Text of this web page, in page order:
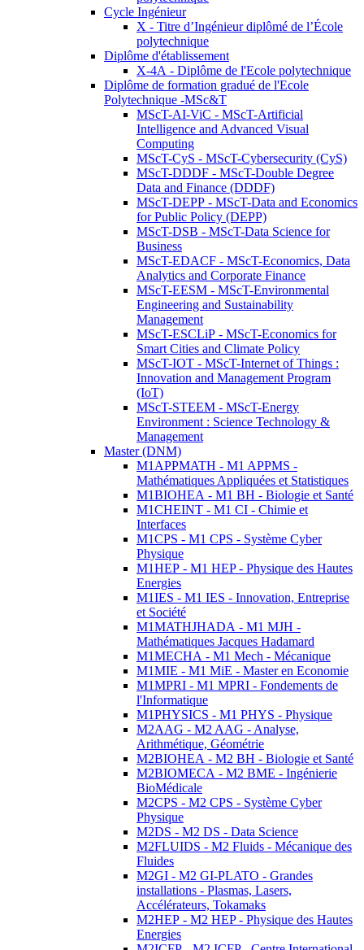
Cycle Ingénieur
X - Titre d’Ingénieur diplômé de l’École
polytechnique
Diplôme d'établissement
X-4A - Diplôme de l'Ecole polytechnique
Diplôme de formation gradué de l'Ecole
Polytechnique -MSc&T
MScT-AI-ViC - MScT-Artificial
Intelligence and Advanced Visual
Computing
MScT-CyS - MScT-Cybersecurity (CyS)
MScT-DDDF - MScT-Double Degree
Data and Finance (DDDF)
MScT-DEPP - MScT-Data and Economics
for Public Policy (DEPP)
MScT-DSB - MScT-Data Science for
Business
MScT-EDACF - MScT-Economics, Data
Analytics and Corporate Finance
MScT-EESM - MScT-Environmental
Engineering and Sustainability
Management
MScT-ESCLiP - MScT-Economics for
Smart Cities and Climate Policy
MScT-IOT - MScT-Internet of Things :
Innovation and Management Program
(IoT)
MScT-STEEM - MScT-Energy
Environment : Science Technology &
Management
Master (DNM)
M1APPMATH - M1 APPMS -
Mathématiques Appliquées et Statistiques
M1BIOHEA - M1 BH - Biologie et Santé
M1CHEINT - M1 CI - Chimie et
Interfaces
M1CPS - M1 CPS - Système Cyber
Physique
M1HEP - M1 HEP - Physique des Hautes
Energies
M1IES - M1 IES - Innovation, Entreprise
et Société
M1MATHJHADA - M1 MJH -
Mathématiques Jacques Hadamard
M1MECHA - M1 Mech - Mécanique
M1MIE - M1 MiE - Master en Economie
M1MPRI - M1 MPRI - Fondements de
l'Informatique
M1PHYSICS - M1 PHYS - Physique
M2AAG - M2 AAG - Analyse,
Arithmétique, Géométrie
M2BIOHEA - M2 BH - Biologie et Santé
M2BIOMECA - M2 BME - Ingénierie
BioMédicale
M2CPS - M2 CPS - Système Cyber
Physique
M2DS - M2 DS - Data Science
M2FLUIDS - M2 Fluids - Mécanique des
Fluides
M2GI - M2 GI-PLATO - Grandes
installations - Plasmas, Lasers,
Accélérateurs, Tokamaks
M2HEP - M2 HEP - Physique des Hautes
Energies